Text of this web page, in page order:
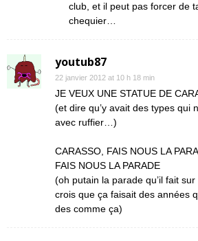
club, et il peut pas forcer de
chequier…
youtub87
22 janvier 2012 at 10 h 18 min
JE VEUX UNE STATUE DE
(et dire qu’y avait des types qui
avec ruffier…)
CARASSO, FAIS NOUS LA
FAIS NOUS LA PARADE
(oh putain la parade qu’il fait
crois que ça faisait des années
des comme ça)